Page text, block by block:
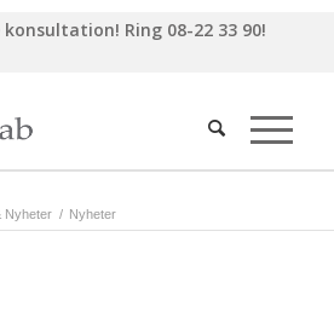
konsultation! Ring 08-22 33 90!
Nyheter / Nyheter